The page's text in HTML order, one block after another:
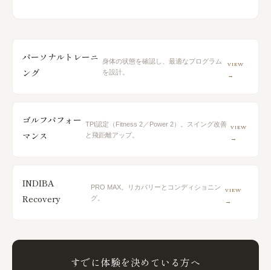
パーソナルトレーニ
ング
身体の状態を確認し、最適なプログラム
を設計。
VIEW
→
ゴルフパフォー
マンス
TPI認定（Fitness 2／Power 2）。スイング改善
と飛距離アップ。
VIEW
→
INDIBA
Recovery
PRO MAX。リカバリーとコンディショニン
グ。
VIEW
→
すでに体験を決めている方へ